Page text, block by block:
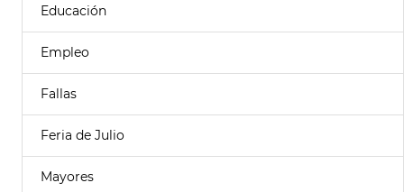
Educación
Empleo
Fallas
Feria de Julio
Mayores